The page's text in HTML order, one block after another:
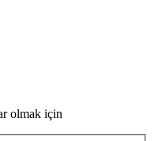
olmak için